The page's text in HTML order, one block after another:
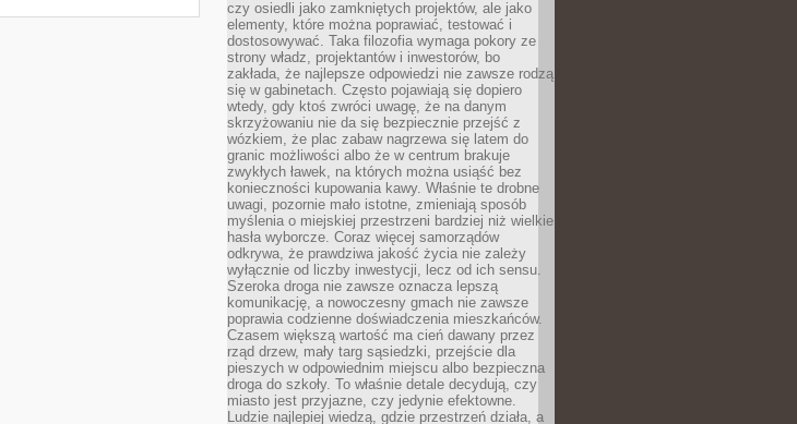
czy osiedli jako zamkniętych projektów, ale jako
elementy, które można poprawiać, testować i
dostosowywać. Taka filozofia wymaga pokory ze
strony władz, projektantów i inwestorów, bo
zakłada, że najlepsze odpowiedzi nie zawsze rodzą
się w gabinetach. Często pojawiają się dopiero
wtedy, gdy ktoś zwróci uwagę, że na danym
skrzyżowaniu nie da się bezpiecznie przejść z
wózkiem, że plac zabaw nagrzewa się latem do
granic możliwości albo że w centrum brakuje
zwykłych ławek, na których można usiąść bez
konieczności kupowania kawy. Właśnie te drobne
uwagi, pozornie mało istotne, zmieniają sposób
myślenia o miejskiej przestrzeni bardziej niż wielkie
hasła wyborcze. Coraz więcej samorządów
odkrywa, że prawdziwa jakość życia nie zależy
wyłącznie od liczby inwestycji, lecz od ich sensu.
Szeroka droga nie zawsze oznacza lepszą
komunikację, a nowoczesny gmach nie zawsze
poprawia codzienne doświadczenia mieszkańców.
Czasem większą wartość ma cień dawany przez
rząd drzew, mały targ sąsiedzki, przejście dla
pieszych w odpowiednim miejscu albo bezpieczna
droga do szkoły. To właśnie detale decydują, czy
miasto jest przyjazne, czy jedynie efektowne.
Ludzie najlepiej wiedzą, gdzie przestrzeń działa, a